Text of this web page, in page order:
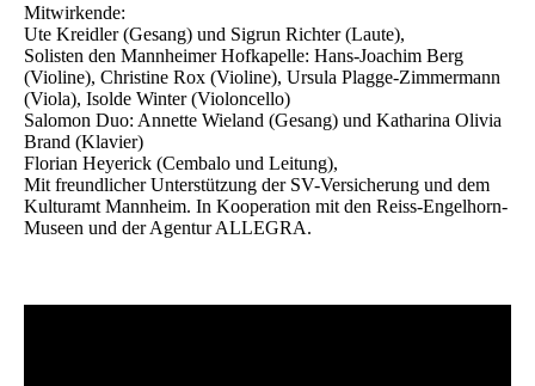
Mitwirkende:
Ute Kreidler (Gesang) und Sigrun Richter (Laute),
Solisten den Mannheimer Hofkapelle: Hans-Joachim Berg
(Violine), Christine Rox (Violine), Ursula Plagge-Zimmermann
(Viola), Isolde Winter (Violoncello)
Salomon Duo: Annette Wieland (Gesang) und Katharina Olivia
Brand (Klavier)
Florian Heyerick (Cembalo und Leitung),
Mit freundlicher Unterstützung der SV-Versicherung und dem
Kulturamt Mannheim. In Kooperation mit den Reiss-Engelhorn-
Museen und der Agentur ALLEGRA.